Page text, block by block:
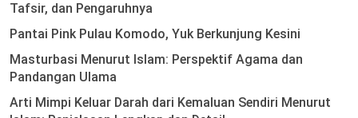
Tafsir, dan Pengaruhnya
Pantai Pink Pulau Komodo, Yuk Berkunjung Kesini
Masturbasi Menurut Islam: Perspektif Agama dan
Pandangan Ulama
Arti Mimpi Keluar Darah dari Kemaluan Sendiri Menurut